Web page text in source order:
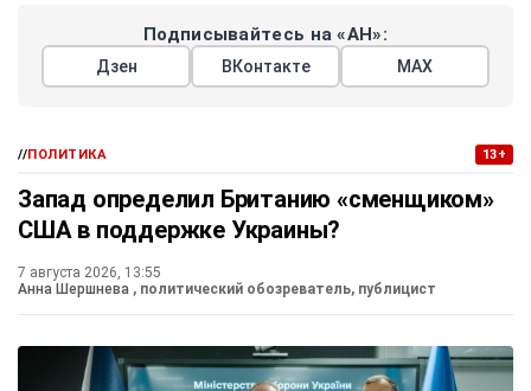
Подписывайтесь на «АН»:
Дзен ВКонтакте МАХ
//ПОЛИТИКА 13+
Запад определил Британию «сменщиком»
США в поддержке Украины?
7 августа 2026, 13:55
Анна Шершнева , политический обозреватель, публицист